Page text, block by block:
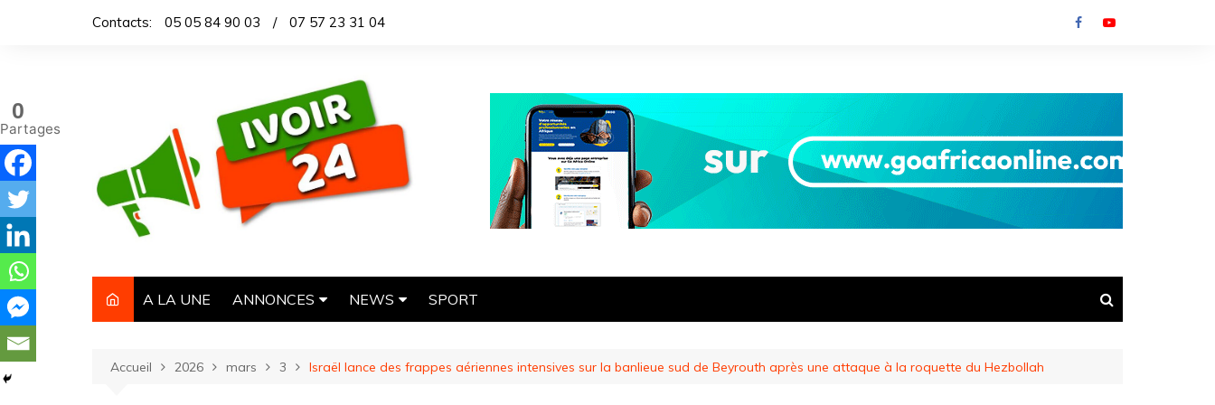
Contacts: 05 05 84 90 03 / 07 57 23 31 04
A LA UNE ANNONCES
AUTOMOBILE
NEWS
DEPECHE
SPORT
Accueil 2026 mars 3 Israël lance des frappes aériennes intensives sur la banlieue sud de Beyrouth après une attaque à la roquette du Hezbollah
0
Partages